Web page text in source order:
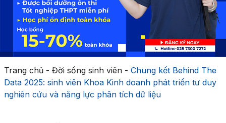
Trang chủ- Đời sống sinh viên- Chung kết Behind The
Data 2025: sinh viên Khoa Kinh doanh phát triển tư duy
nghiên cứu và năng lực phân tích dữ liệu